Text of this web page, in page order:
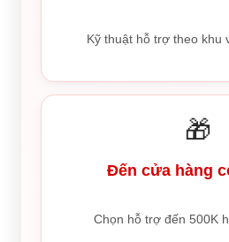
Kỹ thuật hỗ trợ theo khu
🎁
Đến cửa hàng
Chọn hỗ trợ đến 500K